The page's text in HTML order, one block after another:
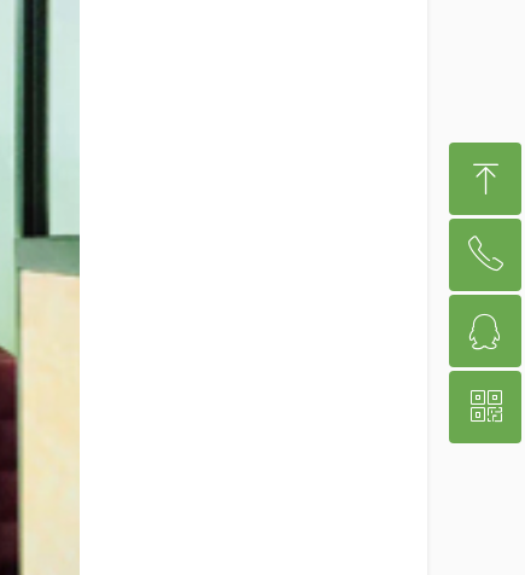
ꁸ
回到顶部
ꂅ
021-66582625
ꁗ
78997383
ꀥ